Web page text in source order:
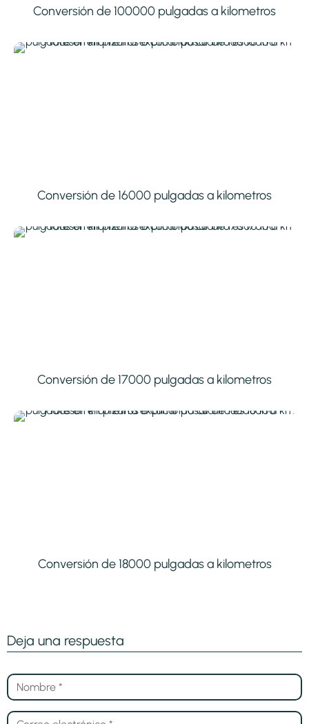
Conversión de 100000 pulgadas a kilometros
Conversión de 16000 pulgadas a kilometros
Conversión de 17000 pulgadas a kilometros
Conversión de 18000 pulgadas a kilometros
Deja una respuesta